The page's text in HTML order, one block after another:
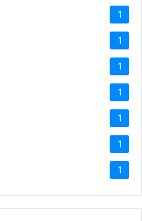
1
1
1
1
1
1
1